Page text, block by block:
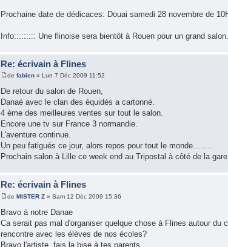
Prochaine date de dédicaces: Douai samedi 28 novembre de
Info::::::::: Une flinoise sera bientôt à Rouen pour un grand salon.
Re: écrivain à Flines
de fabien » Lun 7 Déc 2009 11:52
De retour du salon de Rouen,
Danaé avec le clan des équidés a cartonné.
4 ème des meilleures ventes sur tout le salon.
Encore une tv sur France 3 normandie.
L'aventure continue.
Un peu fatigués ce jour, alors repos pour tout le monde........
Prochain salon à Lille ce week end au Tripostal à côté de la
Re: écrivain à Flines
de MISTER Z » Sam 12 Déc 2009 15:36
Bravo à notre Danae
Ca serait pas mal d'organiser quelque chose à Flines autour du
rencontre avec les élèves de nos écoles?
Bravo l'artiste, fais la bise à tes parents